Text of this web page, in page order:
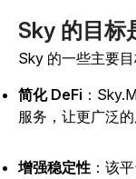
Sky 的目标
Sky 的一些主要目
简化 DeFi ：
服务，让更广泛的
增强稳定性 ：该